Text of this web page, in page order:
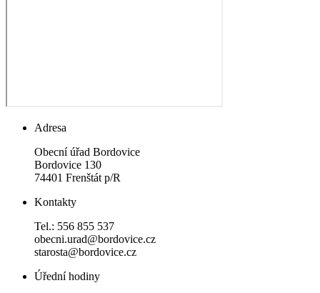
Adresa
Obecní úřad Bordovice
Bordovice 130
74401 Frenštát p/R
Kontakty
Tel.: 556 855 537
obecni.urad@bordovice.cz
starosta@bordovice.cz
Úřední hodiny